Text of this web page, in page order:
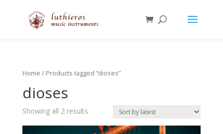
Home / Products tagged “dioses”
dioses
Showing all 2 results